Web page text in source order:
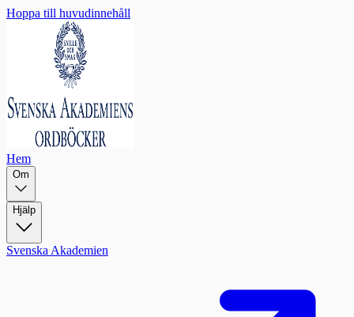
Hoppa till huvudinnehåll
Hem
Om
Hjälp
Svenska Akademien